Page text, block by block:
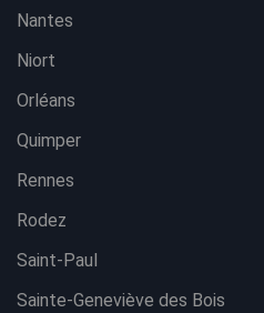
Nantes
Niort
Orléans
Quimper
Rennes
Rodez
Saint-Paul
Sainte-Geneviève des Bois